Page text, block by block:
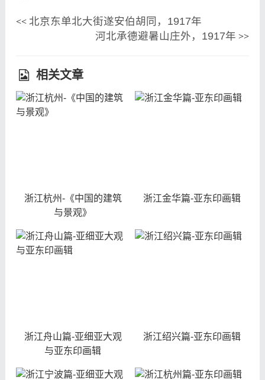
<< 北京东单北大街遂安伯胡同，1917年
河北承德避暑山庄外，1917年 >>
相关文章
浙江杭州-《中国的建筑
与景观》
浙江金华篇-亚东印画辑
浙江舟山篇-亚细亚大观
与亚东印画辑
浙江绍兴篇-亚东印画辑